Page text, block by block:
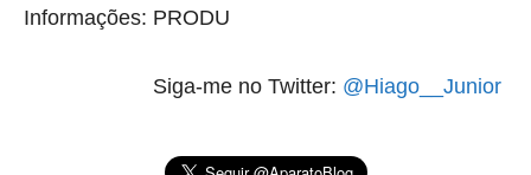
Informações: PRODU
Siga-me no Twitter: @Hiago__Junior